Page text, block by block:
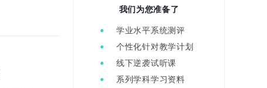
我们为您准备了
学业水平系统测评
个性化针对教学计划
线下逆袭试听课
系列学科学习资料